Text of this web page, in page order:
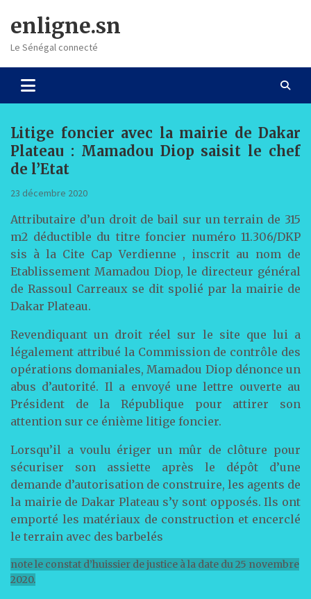
content
enligne.sn
Le Sénégal connecté
Litige foncier avec la mairie de Dakar
Plateau : Mamadou Diop saisit le chef
de l’Etat
23 décembre 2020
Attributaire d’un droit de bail sur un terrain de 315
m2 déductible du titre foncier numéro 11.306/DKP
sis à la Cite Cap Verdienne , inscrit au nom de
Etablissement Mamadou Diop, le directeur général
de Rassoul Carreaux se dit spolié par la mairie de
Dakar Plateau.
Revendiquant un droit réel sur le site que lui a
légalement attribué la Commission de contrôle des
opérations domaniales, Mamadou Diop dénonce un
abus d’autorité. Il a envoyé une lettre ouverte au
Président de la République pour attirer son
attention sur ce énième litige foncier.
Lorsqu’il a voulu ériger un mûr de clôture pour
sécuriser son assiette après le dépôt d’une
demande d’autorisation de construire, les agents de
la mairie de Dakar Plateau s’y sont opposés. Ils ont
emporté les matériaux de construction et encerclé
le terrain avec des barbelés
note le constat d’huissier de justice à la date du 25 novembre
2020.